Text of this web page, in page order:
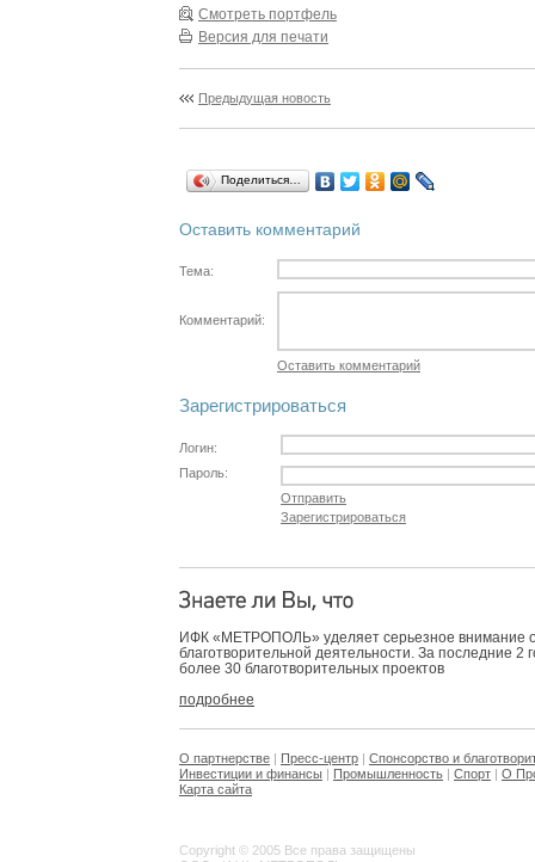
Смотреть портфель
Версия для печати
Предыдущая новость
Поделиться…
Оставить комментарий
Тема:
Комментарий:
Оставить комментарий
Зарегистрироваться
Логин:
Пароль:
Отправить
Зарегистрироваться
ИФК «МЕТРОПОЛЬ» уделяет серьезное внимание
благотворительной деятельности. За последние 2
более 30 благотворительных проектов
подробнее
О партнерстве | Пресс-центр | Спонсорство и
Инвестиции и финансы | Промышленность | Спорт | О
Карта сайта
Copyright © 2005 Все права защищены